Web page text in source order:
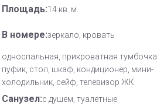
Площадь:14 кв. м.
В номере:зеркало, кровать
односпальная, прикроватная тумбочка,
пуфик, стол, шкаф, кондиционер, мини-
холодильник, сейф, телевизор ЖК
Санузел:с душем, туалетные